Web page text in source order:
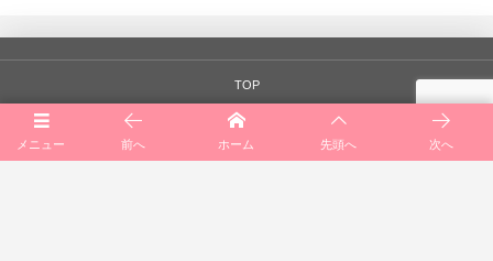
TOP
メニュー 前へ ホーム 先頭へ 次へ